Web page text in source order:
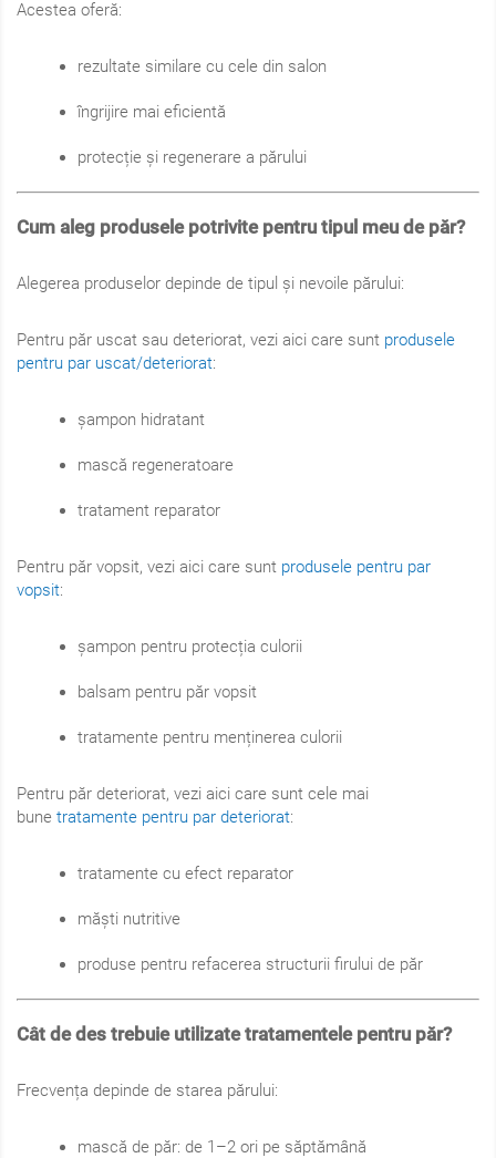
Acestea oferă:
rezultate similare cu cele din salon
îngrijire mai eficientă
protecție și regenerare a părului
Cum aleg produsele potrivite pentru tipul meu de păr?
Alegerea produselor depinde de tipul și nevoile părului:
Pentru păr uscat sau deteriorat, vezi aici care sunt produsele
pentru par uscat/deteriorat:
șampon hidratant
mască regeneratoare
tratament reparator
Pentru păr vopsit, vezi aici care sunt produsele pentru par
vopsit:
șampon pentru protecția culorii
balsam pentru păr vopsit
tratamente pentru menținerea culorii
Pentru păr deteriorat, vezi aici care sunt cele mai
bune tratamente pentru par deteriorat:
tratamente cu efect reparator
măști nutritive
produse pentru refacerea structurii firului de păr
Cât de des trebuie utilizate tratamentele pentru păr?
Frecvența depinde de starea părului:
mască de păr: de 1–2 ori pe săptămână